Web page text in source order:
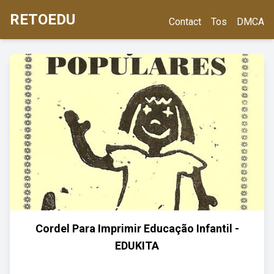
RETOEDU Contact Tos DMCA
Cordel Para Imprimir Educação Infantil -
EDUKITA